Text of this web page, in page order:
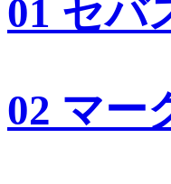
01 セバ
02 マー